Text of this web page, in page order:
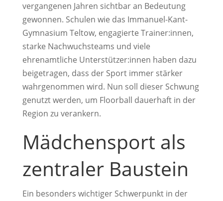
vergangenen Jahren sichtbar an Bedeutung
gewonnen. Schulen wie das Immanuel-Kant-
Gymnasium Teltow, engagierte Trainer:innen,
starke Nachwuchsteams und viele
ehrenamtliche Unterstützer:innen haben dazu
beigetragen, dass der Sport immer stärker
wahrgenommen wird. Nun soll dieser Schwung
genutzt werden, um Floorball dauerhaft in der
Region zu verankern.
Mädchensport als
zentraler Baustein
Ein besonders wichtiger Schwerpunkt in der